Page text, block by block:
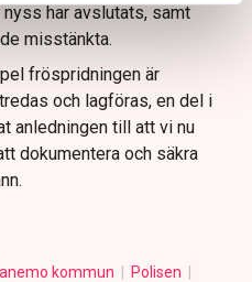
har avslutats, samt
misstänkta.
fröspridningen är
och lagföras, en del i
anledningen till att vi nu
dokumentera och säkra
kommun
Polisen